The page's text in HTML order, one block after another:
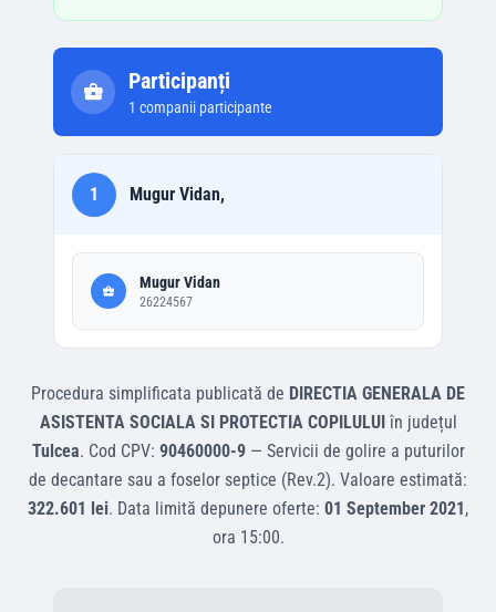
Participanți
1 companii participante
1 Mugur Vidan,
Mugur Vidan
26224567
Procedura simplificata publicată de DIRECTIA GENERALA DE
ASISTENTA SOCIALA SI PROTECTIA COPILULUIîn județul
Tulcea. Cod CPV: 90460000-9— Servicii de golire a puturilor
de decantare sau a foselor septice (Rev.2). Valoare estimată:
322.601 lei. Data limită depunere oferte: 01 September 2021,
ora 15:00.